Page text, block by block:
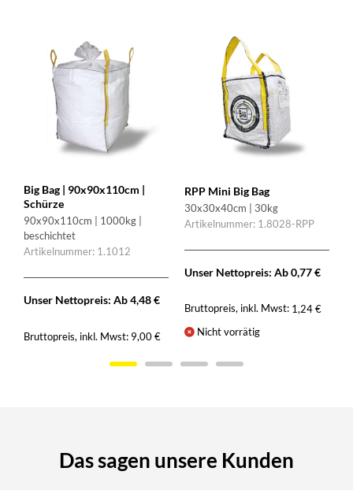
Big Bag | 90x90x110cm |
Schürze
90x90x110cm | 1000kg |
beschichtet
Artikelnummer: 1.1012
Unser Nettopreis: Ab4,48€
Bruttopreis, inkl. Mwst: 9,00€
RPP Mini Big Bag
30x30x40cm | 30kg
Artikelnummer: 1.8028-RPP
Unser Nettopreis: Ab0,77€
Bruttopreis, inkl. Mwst: 1,24€
Nicht vorrätig
Das sagen unsere Kunden